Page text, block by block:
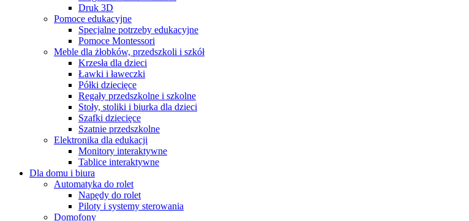
Druk 3D
Pomoce edukacyjne
Specjalne potrzeby edukacyjne
Pomoce Montessori
Meble dla żłobków, przedszkoli i szkół
Krzesła dla dzieci
Ławki i ławeczki
Półki dziecięce
Regały przedszkolne i szkolne
Stoły, stoliki i biurka dla dzieci
Szafki dziecięce
Szatnie przedszkolne
Elektronika dla edukacji
Monitory interaktywne
Tablice interaktywne
Dla domu i biura
Automatyka do rolet
Napędy do rolet
Piloty i systemy sterowania
Domofony